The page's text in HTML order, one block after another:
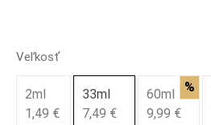
Veľkosť
2ml
1,49 €
33ml
7,49 €
60ml %
9,99 €